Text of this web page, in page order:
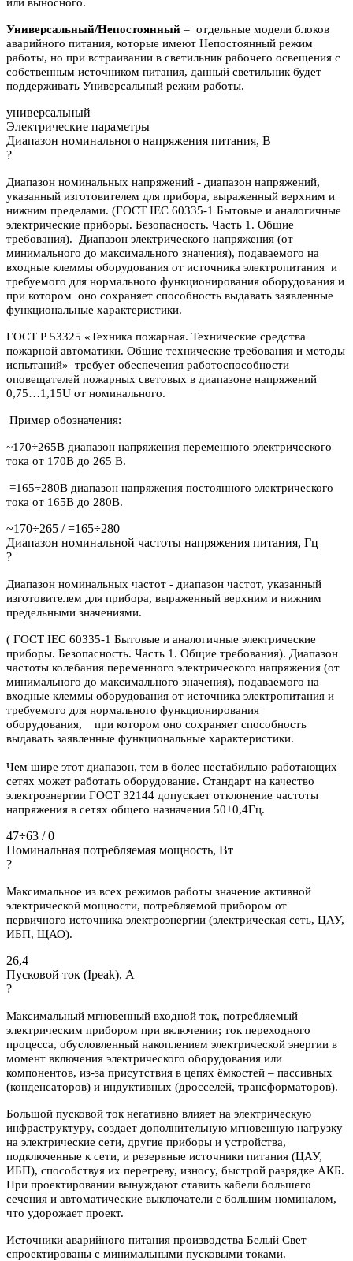
Универсальный/Непостоянный – отдельные модели блоков
аварийного питания, которые имеют Непостоянный режим
работы, но при встраивании в светильник рабочего освещения с
собственным источником питания, данный светильник будет
поддерживать Универсальный режим работы.
универсальный
Электрические параметры
Диапазон номинального напряжения питания, В
?
Диапазон номинальных напряжений - диапазон напряжений,
указанный изготовителем для прибора, выраженный верхним и
нижним пределами. (ГОСТ IEC 60335-1 Бытовые и аналогичные
электрические приборы. Безопасность. Часть 1. Общие
требования). Диапазон электрического напряжения (от
минимального до максимального значения), подаваемого на
входные клеммы оборудования от источника электропитания и
требуемого для нормального функционирования оборудования и
при котором оно сохраняет способность выдавать заявленные
функциональные характеристики.
ГОСТ Р 53325 «Техника пожарная. Технические средства
пожарной автоматики. Общие технические требования и методы
испытаний» требует обеспечения работоспособности
оповещателей пожарных световых в диапазоне напряжений
0,75…1,15U от номинального.
Пример обозначения:
~170÷265В диапазон напряжения переменного электрического
тока от 170В до 265 В.
=165÷280В диапазон напряжения постоянного электрического
тока от 165В до 280В.
~170÷265 / =165÷280
Диапазон номинальной частоты напряжения питания, Гц
?
Диапазон номинальных частот - диапазон частот, указанный
изготовителем для прибора, выраженный верхним и нижним
предельными значениями.
( ГОСТ IEC 60335-1 Бытовые и аналогичные электрические
приборы. Безопасность. Часть 1. Общие требования). Диапазон
частоты колебания переменного электрического напряжения (от
минимального до максимального значения), подаваемого на
входные клеммы оборудования от источника электропитания и
требуемого для нормального функционирования
оборудования, при котором оно сохраняет способность
выдавать заявленные функциональные характеристики.
Чем шире этот диапазон, тем в более нестабильно работающих
сетях может работать оборудование. Стандарт на качество
электроэнергии ГОСТ 32144 допускает отклонение частоты
напряжения в сетях общего назначения 50±0,4Гц.
47÷63 / 0
Номинальная потребляемая мощность, Вт
?
Максимальное из всех режимов работы значение активной
электрической мощности, потребляемой прибором от
первичного источника электроэнергии (электрическая сеть, ЦАУ,
ИБП, ЩАО).
26,4
Пусковой ток (Ipeak), A
?
Максимальный мгновенный входной ток, потребляемый
электрическим прибором при включении; ток переходного
процесса, обусловленный накоплением электрической энергии в
момент включения электрического оборудования или
компонентов, из-за присутствия в цепях ёмкостей – пассивных
(конденсаторов) и индуктивных (дросселей, трансформаторов).
Большой пусковой ток негативно влияет на электрическую
инфраструктуру, создает дополнительную мгновенную нагрузку
на электрические сети, другие приборы и устройства,
подключенные к сети, и резервные источники питания (ЦАУ,
ИБП), способствуя их перегреву, износу, быстрой разрядке АКБ.
При проектировании вынуждают ставить кабели большего
сечения и автоматические выключатели с большим номиналом,
что удорожает проект.
Источники аварийного питания производства Белый Свет
спроектированы с минимальными пусковыми токами.